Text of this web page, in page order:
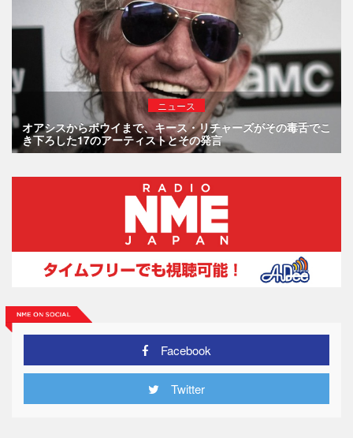
ニュース
オアシスからボウイまで、キース・リチャーズがその毒舌でこ
き下ろした17のアーティストとその発言
Facebook
Twitter